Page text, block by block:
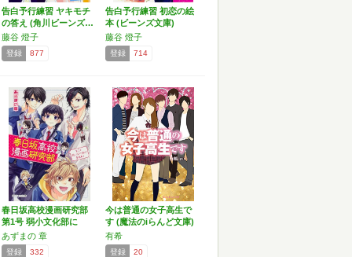
告白予行練習 ヤキモチ
の答え (角川ビーンズ…
藤谷 燈子
登録 877
告白予行練習 初恋の絵
本 (ビーンズ文庫)
藤谷 燈子
登録 714
春日坂高校漫画研究部
第1号 弱小文化部に
幸…
あずまの 章
登録 332
今は普通の女子高生で
す (魔法のiらんど文庫)
有希
登録 20